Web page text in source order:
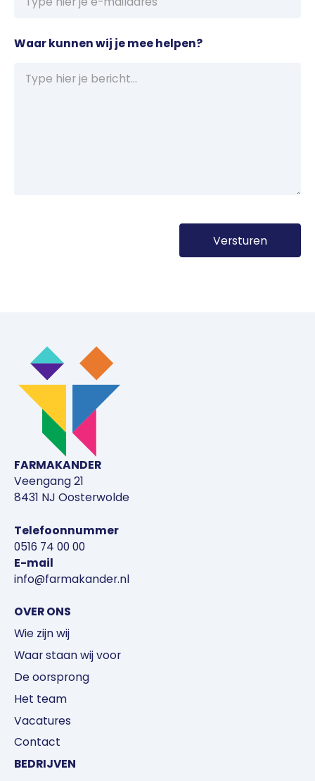
Waar kunnen wij je mee helpen?
FARMAKANDER
Veengang 21
8431 NJ Oosterwolde
Telefoonnummer
0516 74 00 00
E-mail
info@farmakander.nl
OVER ONS
Wie zijn wij
Waar staan wij voor
De oorsprong
Het team
Vacatures
Contact
BEDRIJVEN